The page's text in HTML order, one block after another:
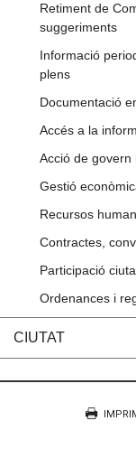
Retiment de
suggeriments
Informació
plens
Documentació
Accés a la
Acció de govern
Gestió
Recursos
Contractes,
Participació
Ordenances i
CIUTAT
Document